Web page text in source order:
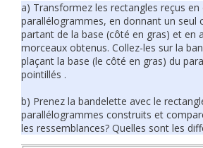
a) Transformez les rectangles reçus en
parallélogrammes, en donnant un seul
partant de la base (côté en gras) et en
morceaux obtenus. Collez-les sur la
plaçant la base (le côté en gras) du
pointillés .
b) Prenez la bandelette avec le
parallélogrammes construits et
les ressemblances? Quelles sont les